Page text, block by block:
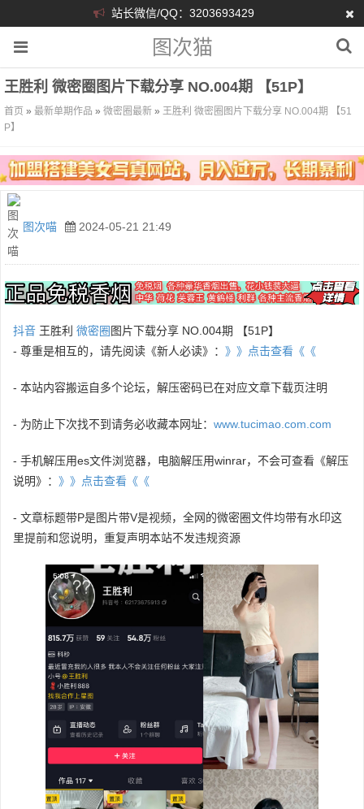
站长微信/QQ：3203693429
图次猫
王胜利 微密圈图片下载分享 NO.004期 【51P】
首页 » 最新单期作品 » 微密圈最新 » 王胜利 微密圈图片下载分享 NO.004期 【51
P】
图次喵 2024-05-21 21:49
抖音 王胜利 微密圈 图片下载分享 NO.004期 【51P】
- 尊重是相互的，请先阅读《新人必读》： 》》点击查看《《
- 本站内容搬运自多个论坛，解压密码已在对应文章下载页注明
- 为防止下次找不到请务必收藏本网址： www.tucimao.com.com
- 手机解压用es文件浏览器，电脑解压用winrar，不会可查看《解压
说明》： 》》点击查看《《
- 文章标题带P是图片带V是视频，全网的微密圈文件均带有水印这
里提前和您说明，重复声明本站不发违规资源